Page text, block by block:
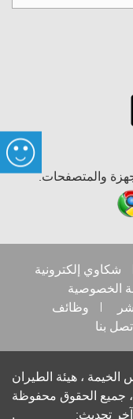
والمتصفحات.
شكاوي إلكترونية
الخصوصية
وظائف
بنا
2019 حكومة رأس الخيمة ، هيئة الطيران
، جميع الحقوق محفوظة
.